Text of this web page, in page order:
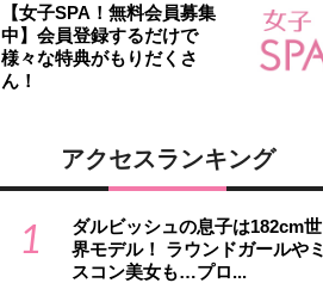
【女子SPA！無料会員募集
中】会員登録するだけで
様々な特典がもりだくさ
ん！
アクセスランキング
1
ダルビッシュの息子は182cm世
界モデル！ ラウンドガールやミ
スコン美女も…プロ...